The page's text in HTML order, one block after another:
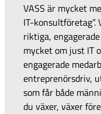
VASS är mycket
IT-
riktiga,
mycket om just IT
engagerade
entreprenörsdriv,
som får både
du växer, växer